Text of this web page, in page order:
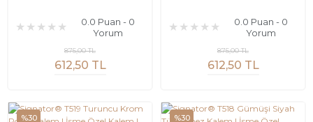
0.0 Puan - 0
Yorum
612,50 TL
875,00 TL
0.0 Puan - 0
Yorum
612,50 TL
875,00 TL
%30 %30